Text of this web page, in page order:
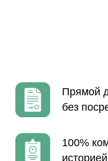
на 30 дней —
При открытии
1 месяц